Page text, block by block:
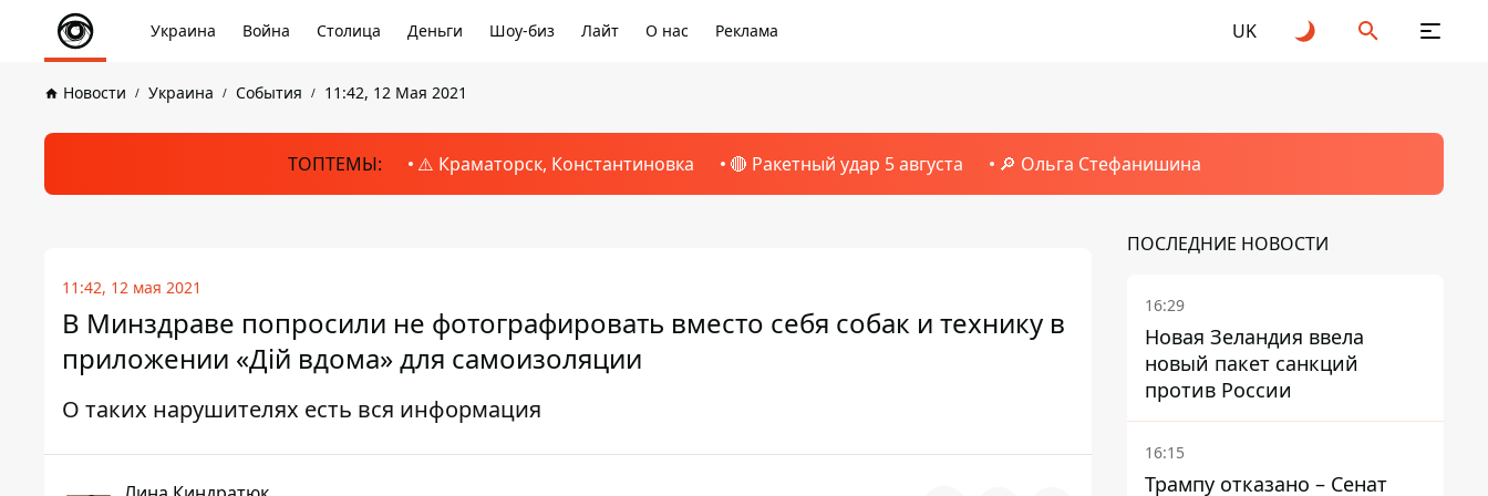
Украина Война Столица Деньги Шоу-биз Лайт О нас Реклама UK
Новости Украина События 11:42, 12 Мая 2021
ТОПТЕМЫ: ⚠️ Краматорск, Константиновка 🔴 Ракетный удар 5 августа 🔎 Ольга Стефанишина
11:42, 12 мая 2021
В Минздраве попросили не фотографировать вместо себя собак и технику в
приложении «Дій вдома» для самоизоляции
О таких нарушителях есть вся информация
ПОСЛЕДНИЕ НОВОСТИ
16:29
Новая Зеландия ввела
новый пакет санкций
против России
16:15
Трампу отказано – Сенат